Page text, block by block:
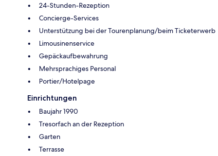
24-Stunden-Rezeption
Concierge-Services
Unterstützung bei der Tourenplanung/beim Ticketerwerb
Limousinenservice
Gepäckaufbewahrung
Mehrsprachiges Personal
Portier/Hotelpage
Einrichtungen
Baujahr 1990
Tresorfach an der Rezeption
Garten
Terrasse